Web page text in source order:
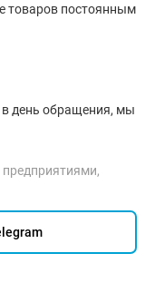
товаров постоянным
день обращения, мы